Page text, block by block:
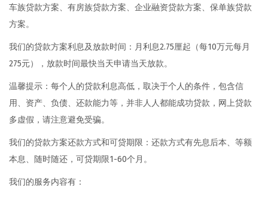
车族贷款方案、有房族贷款方案、企业融资贷款方案、保单族贷款
方案。
我们的贷款方案利息及放款时间：月利息2.75厘起（每10万元每月
275元），放款时间最快当天申请当天放款。
温馨提示：每个人的贷款利息高低，取决于个人的条件，包含信
用、资产、负债、还款能力等，并非人人都能成功贷款，网上贷款
多虚假，请注意避免受骗。
我们的贷款方案还款方式和可贷期限：还款方式有先息后本、等额
本息、随时随还，可贷期限1-60个月。
我们的服务内容有：